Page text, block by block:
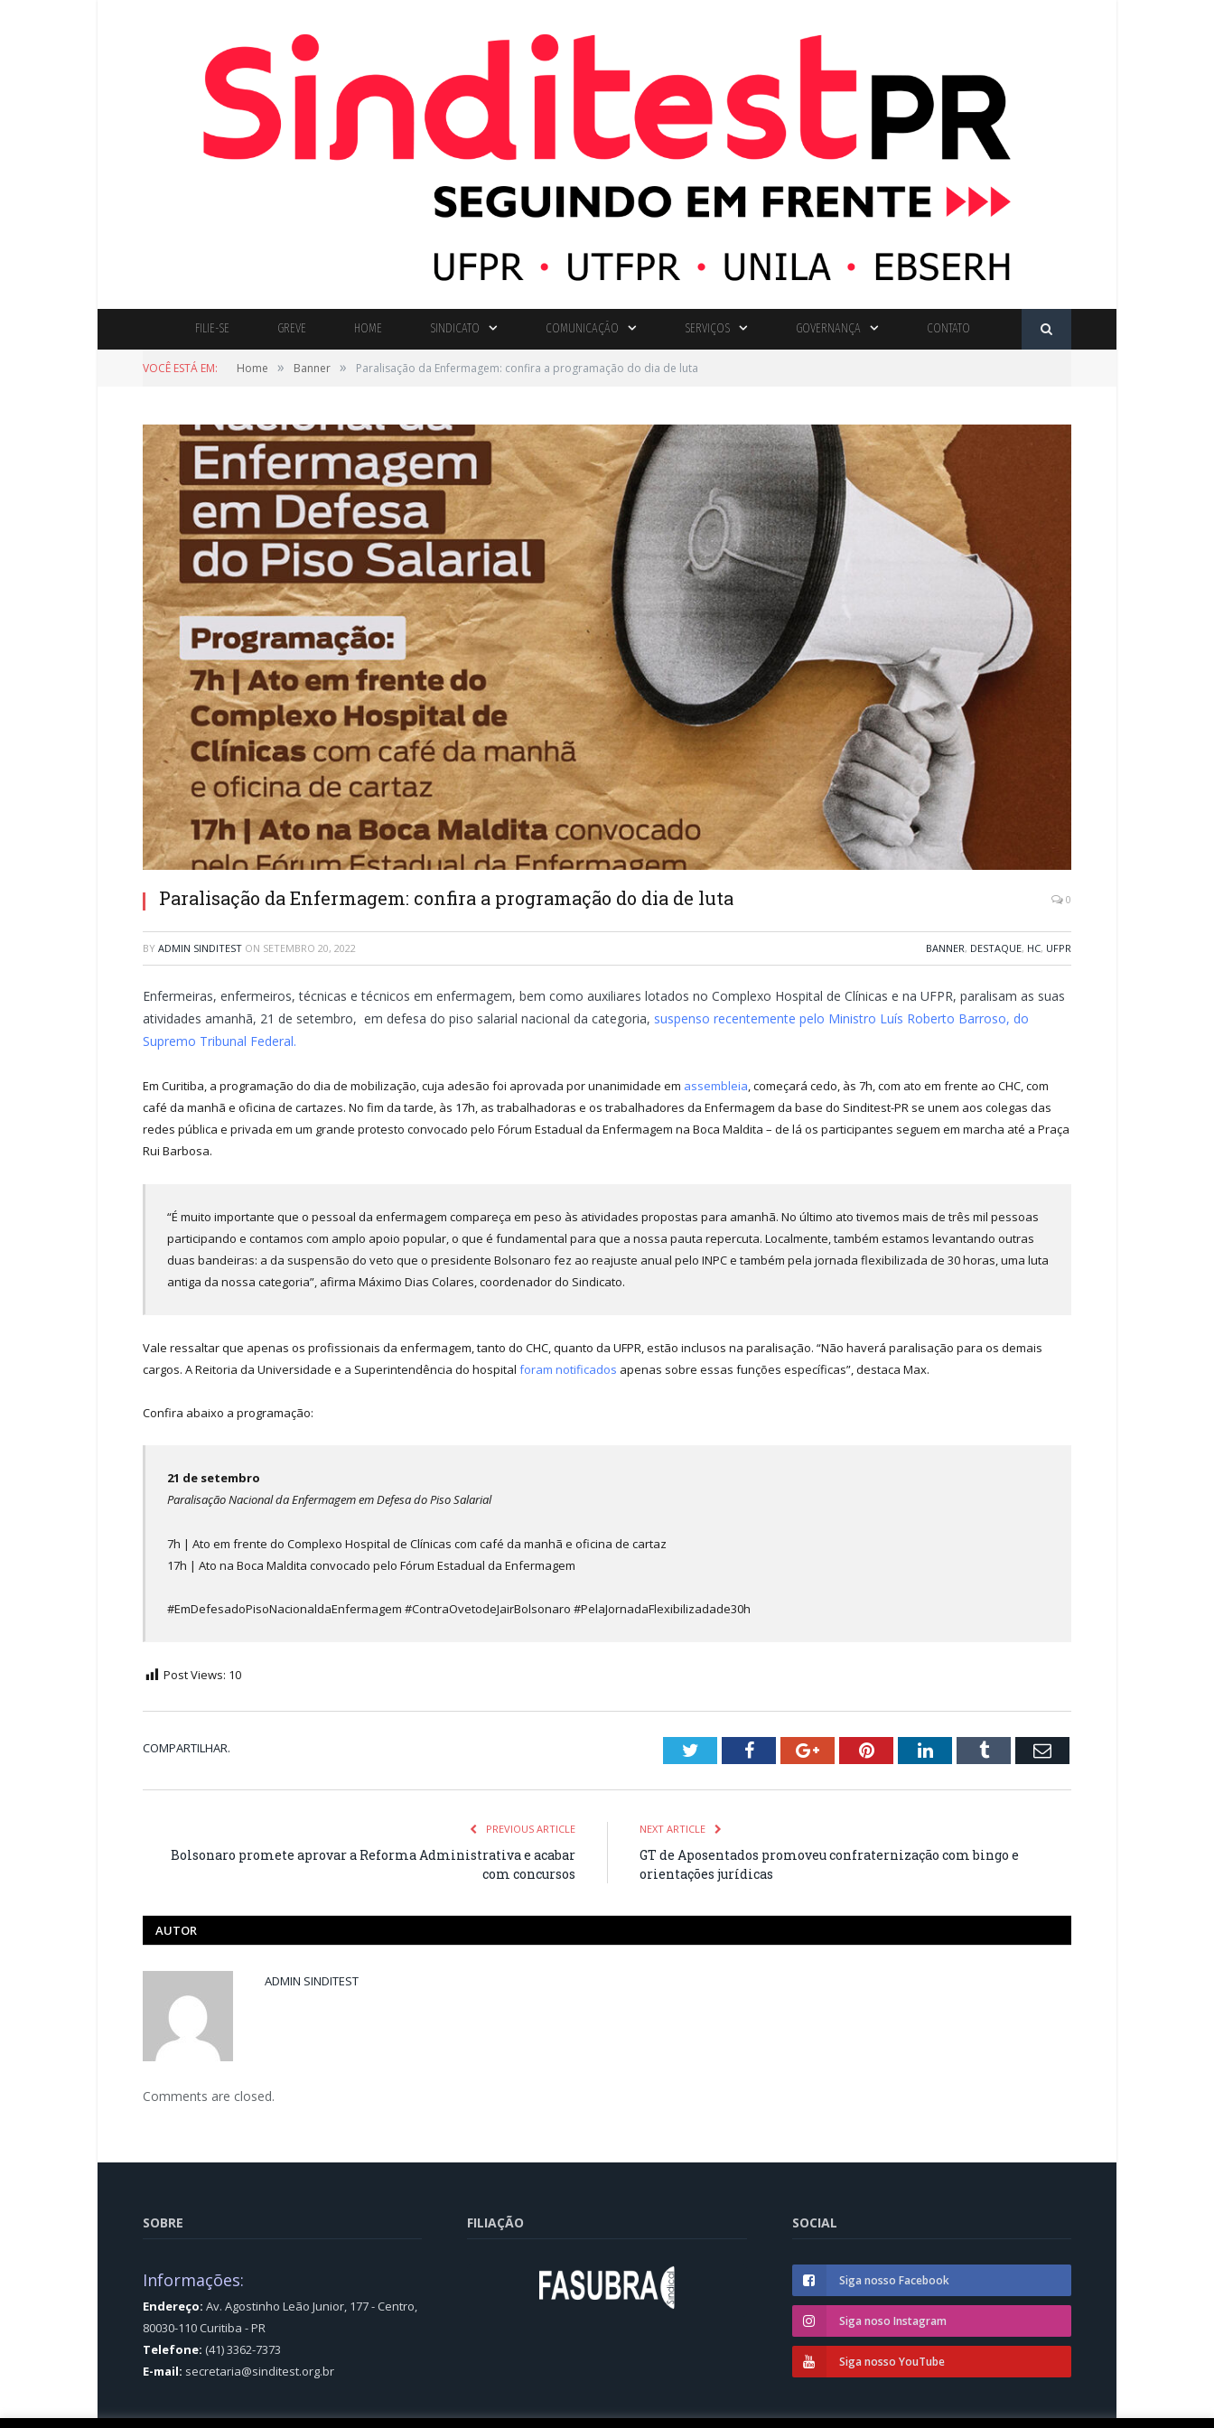
FILIE-SE GREVE HOME SINDICATO COMUNICAÇÃO SERVIÇOS GOVERNANÇA CONTATO
VOCÊ ESTÁ EM: Home » Banner » Paralisação da Enfermagem: confira a programação do dia de luta
Paralisação da Enfermagem: confira a programação do dia de luta 0
BY ADMIN SINDITEST ON SETEMBRO 20, 2022 BANNER, DESTAQUE, HC, UFPR
Enfermeiras, enfermeiros, técnicas e técnicos em enfermagem, bem como auxiliares lotados no Complexo Hospital de Clínicas e na UFPR, paralisam as suas
atividades amanhã, 21 de setembro, em defesa do piso salarial nacional da categoria, suspenso recentemente pelo Ministro Luís Roberto Barroso, do
Supremo Tribunal Federal.
Em Curitiba, a programação do dia de mobilização, cuja adesão foi aprovada por unanimidade em assembleia, começará cedo, às 7h, com ato em frente ao CHC, com
café da manhã e oficina de cartazes. No fim da tarde, às 17h, as trabalhadoras e os trabalhadores da Enfermagem da base do Sinditest-PR se unem aos colegas das
redes pública e privada em um grande protesto convocado pelo Fórum Estadual da Enfermagem na Boca Maldita – de lá os participantes seguem em marcha até a Praça
Rui Barbosa.
“É muito importante que o pessoal da enfermagem compareça em peso às atividades propostas para amanhã. No último ato tivemos mais de três mil pessoas
participando e contamos com amplo apoio popular, o que é fundamental para que a nossa pauta repercuta. Localmente, também estamos levantando outras
duas bandeiras: a da suspensão do veto que o presidente Bolsonaro fez ao reajuste anual pelo INPC e também pela jornada flexibilizada de 30 horas, uma luta
antiga da nossa categoria”, afirma Máximo Dias Colares, coordenador do Sindicato.
Vale ressaltar que apenas os profissionais da enfermagem, tanto do CHC, quanto da UFPR, estão inclusos na paralisação. “Não haverá paralisação para os demais
cargos. A Reitoria da Universidade e a Superintendência do hospital foram notificados apenas sobre essas funções específicas”, destaca Max.
Confira abaixo a programação:
21 de setembro
Paralisação Nacional da Enfermagem em Defesa do Piso Salarial
7h | Ato em frente do Complexo Hospital de Clínicas com café da manhã e oficina de cartaz
17h | Ato na Boca Maldita convocado pelo Fórum Estadual da Enfermagem
#EmDefesadoPisoNacionaldaEnfermagem #ContraOvetodeJairBolsonaro #PelaJornadaFlexibilizadade30h
Post Views: 10
COMPARTILHAR. TwitterFacebookGoogle+PinterestLinkedInTumblr Email
PREVIOUS ARTICLE
Bolsonaro promete aprovar a Reforma Administrativa e acabar
com concursos
NEXT ARTICLE
GT de Aposentados promoveu confraternização com bingo e
orientações jurídicas
AUTOR
ADMIN SINDITEST
Comments are closed.
SOBRE
Informações:
Endereço: Av. Agostinho Leão Junior, 177 - Centro,
80030-110 Curitiba - PR
Telefone: (41) 3362-7373
E-mail: secretaria@sinditest.org.br
FILIAÇÃO SOCIAL
Siga nosso Facebook
Siga noso Instagram
Siga nosso YouTube